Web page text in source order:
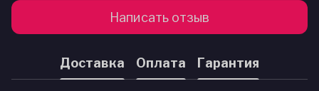
Написать отзыв
Доставка Оплата Гарантия